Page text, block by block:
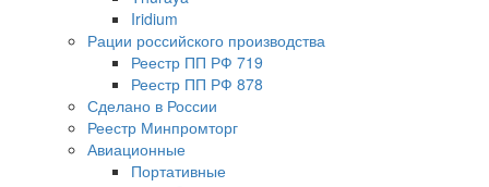
Iridium
Рации российского производства
Реестр ПП РФ 719
Реестр ПП РФ 878
Сделано в России
Реестр Минпромторг
Авиационные
Портативные